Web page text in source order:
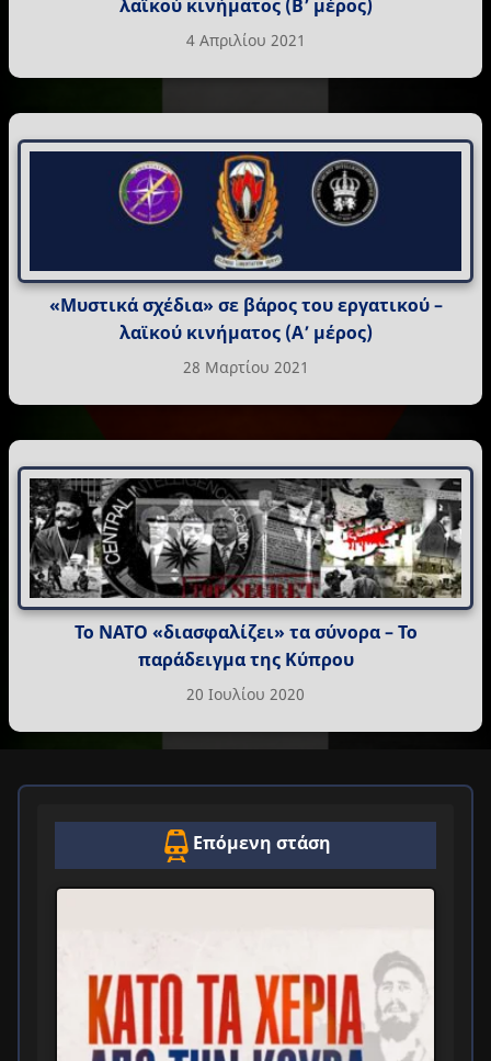
λαϊκού κινήματος (Β’ μέρος)
4 Απριλίου 2021
«Μυστικά σχέδια» σε βάρος του εργατικού –
λαϊκού κινήματος (Α’ μέρος)
28 Μαρτίου 2021
Το ΝΑΤΟ «διασφαλίζει» τα σύνορα – Το
παράδειγμα της Κύπρου
20 Ιουλίου 2020
Επόμενη στάση